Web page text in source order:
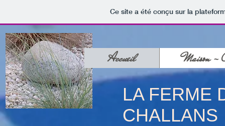
Ce site a été conçu sur la
Accueil Maison -
LA FERME
CHALLANS